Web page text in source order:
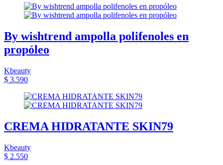
By wishtrend ampolla polifenoles en
propóleo
Kbeauty
$ 3.590
CREMA HIDRATANTE SKIN79
Kbeauty
$ 2.550